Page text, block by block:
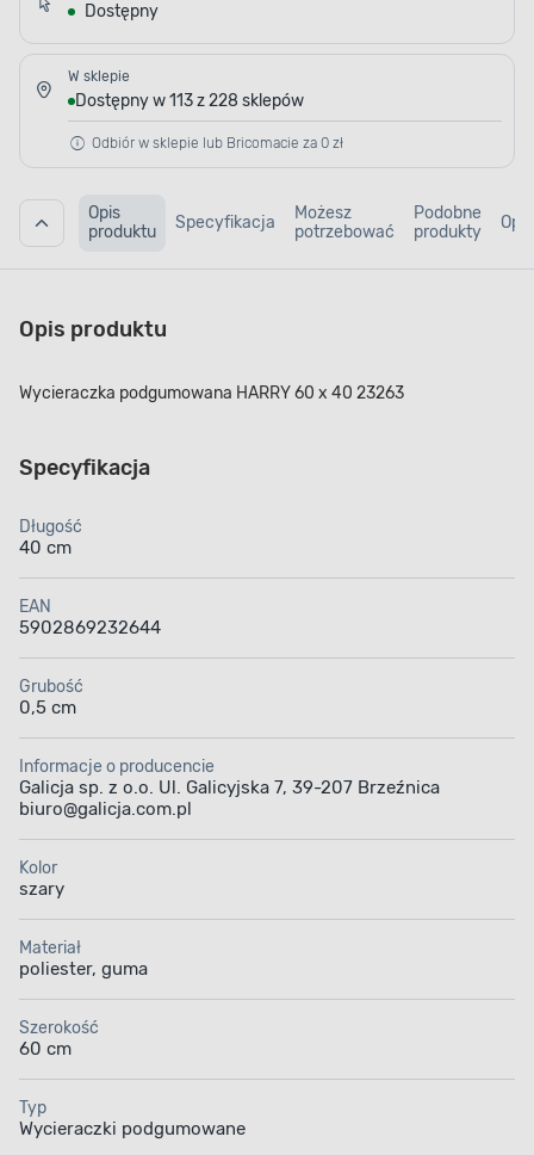
Dostępny
W sklepie
Dostępny w 113 z 228 sklepów
Odbiór w sklepie lub Bricomacie za 0 zł
Opis
produktu
Specyfikacja
Możesz
potrzebować
Podobne
produkty
Opis produktu
Wycieraczka podgumowana HARRY 60 x 40 23263
Specyfikacja
Długość
40 cm
EAN
5902869232644
Grubość
0,5 cm
Informacje o producencie
Galicja sp. z o.o. Ul. Galicyjska 7, 39-207 Brzeźnica
biuro@galicja.com.pl
Kolor
szary
Materiał
poliester, guma
Szerokość
60 cm
Typ
Wycieraczki podgumowane